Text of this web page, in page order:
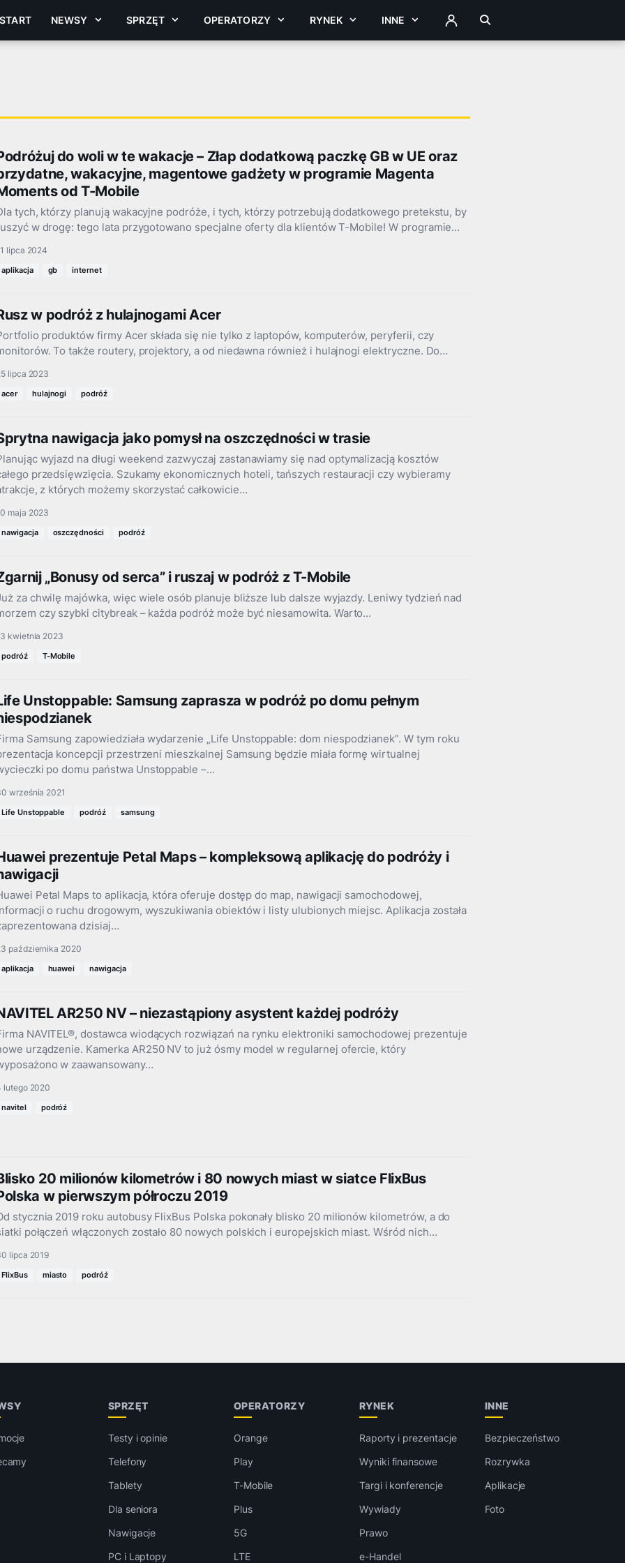
START NEWSY SPRZĘT OPERATORZY RYNEK INNE ZALOGUJ
do woli w te wakacje – Złap dodatkową paczkę GB w UE oraz
wakacyjne, magentowe gadżety w programie Magenta
od T-Mobile
tych, którzy planują wakacyjne podróże, i tych, którzy potrzebują dodatkowego pretekstu, by
w drogę: tego lata przygotowano specjalne oferty dla klientów T-Mobile! W programie…
lipca 2024
aplikacja gb internet
w podróż z hulajnogami Acer
produktów firmy Acer składa się nie tylko z laptopów, komputerów, peryferii, czy
To także routery, projektory, a od niedawna również i hulajnogi elektryczne. Do…
lipca 2023
acer hulajnogi podróź
nawigacja jako pomysł na oszczędności w trasie
wyjazd na długi weekend zazwyczaj zastanawiamy się nad optymalizacją kosztów
przedsięwzięcia. Szukamy ekonomicznych hoteli, tańszych restauracji czy wybieramy
z których możemy skorzystać całkowicie…
maja 2023
nawigacja oszczędności podróź
„Bonusy od serca” i ruszaj w podróż z T-Mobile
za chwilę majówka, więc wiele osób planuje bliższe lub dalsze wyjazdy. Leniwy tydzień nad
czy szybki citybreak – każda podróż może być niesamowita. Warto…
kwietnia 2023
podróź T-Mobile
Unstoppable: Samsung zaprasza w podróż po domu pełnym
Samsung zapowiedziała wydarzenie „Life Unstoppable: dom niespodzianek”. W tym roku
koncepcji przestrzeni mieszkalnej Samsung będzie miała formę wirtualnej
po domu państwa Unstoppable –…
września 2021
Life Unstoppable podróź samsung
prezentuje Petal Maps – kompleksową aplikację do podróży i
Petal Maps to aplikacja, która oferuje dostęp do map, nawigacji samochodowej,
o ruchu drogowym, wyszukiwania obiektów i listy ulubionych miejsc. Aplikacja została
dzisiaj…
października 2020
aplikacja huawei nawigacja
AR250 NV – niezastąpiony asystent każdej podróży
NAVITEL®, dostawca wiodących rozwiązań na rynku elektroniki samochodowej prezentuje
urządzenie. Kamerka AR250 NV to już ósmy model w regularnej ofercie, który
w zaawansowany…
lutego 2020
navitel podróź
20 milionów kilometrów i 80 nowych miast w siatce FlixBus
w pierwszym półroczu 2019
stycznia 2019 roku autobusy FlixBus Polska pokonały blisko 20 milionów kilometrów, a do
połączeń włączonych zostało 80 nowych polskich i europejskich miast. Wśród nich…
lipca 2019
FlixBus miasto podróź
SPRZĘT
Testy i opinie
Telefony
Tablety
Dla seniora
Nawigacje
PC i Laptopy
OPERATORZY
Orange
Play
T-Mobile
Plus
5G
LTE
RYNEK
Raporty i prezentacje
Wyniki finansowe
Targi i konferencje
Wywiady
Prawo
e-Handel
INNE
Bezpieczeństwo
Rozrywka
Aplikacje
Foto